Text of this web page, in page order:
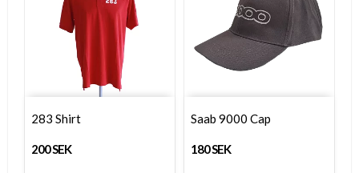
283 Shirt
200 SEK
Saab 9000 Cap
180 SEK